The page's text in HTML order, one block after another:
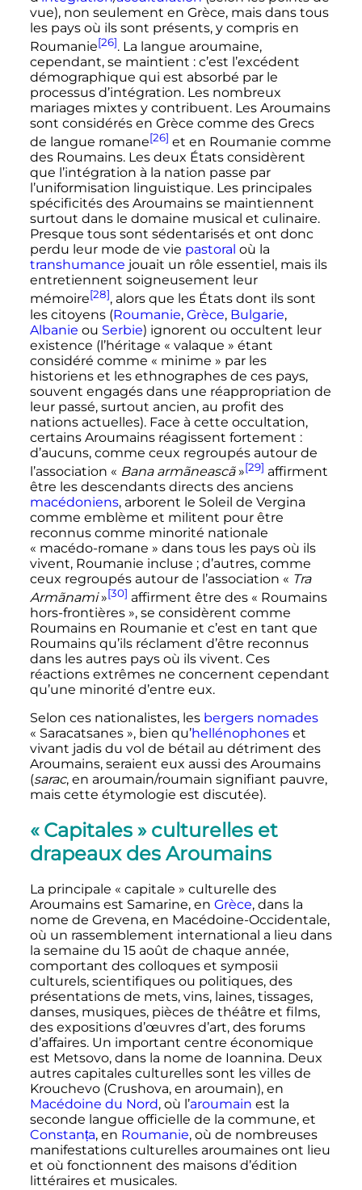
vue), non seulement en Grèce, mais dans tous
les pays où ils sont présents, y compris en
Roumanie[26]. La langue aroumaine,
cependant, se maintient : c’est l’excédent
démographique qui est absorbé par le
processus d’intégration. Les nombreux
mariages mixtes y contribuent. Les Aroumains
sont considérés en Grèce comme des Grecs
de langue romane[26] et en Roumanie comme
des Roumains. Les deux États considèrent
que l’intégration à la nation passe par
l’uniformisation linguistique. Les principales
spécificités des Aroumains se maintiennent
surtout dans le domaine musical et culinaire.
Presque tous sont sédentarisés et ont donc
perdu leur mode de vie pastoral où la
transhumance jouait un rôle essentiel, mais ils
entretiennent soigneusement leur
mémoire[28], alors que les États dont ils sont
les citoyens (Roumanie, Grèce, Bulgarie,
Albanie ou Serbie) ignorent ou occultent leur
existence (l’héritage « valaque » étant
considéré comme « minime » par les
historiens et les ethnographes de ces pays,
souvent engagés dans une réappropriation de
leur passé, surtout ancien, au profit des
nations actuelles). Face à cette occultation,
certains Aroumains réagissent fortement :
d’aucuns, comme ceux regroupés autour de
l’association « Bana armãneascã »[29] affirment
être les descendants directs des anciens
macédoniens, arborent le Soleil de Vergina
comme emblème et militent pour être
reconnus comme minorité nationale
« macédo-romane » dans tous les pays où ils
vivent, Roumanie incluse ; d’autres, comme
ceux regroupés autour de l’association « Tra
Armãnami »[30] affirment être des « Roumains
hors-frontières », se considèrent comme
Roumains en Roumanie et c’est en tant que
Roumains qu’ils réclament d’être reconnus
dans les autres pays où ils vivent. Ces
réactions extrêmes ne concernent cependant
qu’une minorité d’entre eux.
Selon ces nationalistes, les bergers nomades
« Saracatsanes », bien qu’hellénophoneset
vivant jadis du vol de bétail au détriment des
Aroumains, seraient eux aussi des Aroumains
(sarac, en aroumain/roumain signifiant pauvre,
mais cette étymologie est discutée).
« Capitales » culturelles et
drapeaux des Aroumains
La principale « capitale » culturelle des
Aroumains est Samarine, en Grèce, dans la
nome de Grevena, en Macédoine-Occidentale,
où un rassemblement international a lieu dans
la semaine du 15 août de chaque année,
comportant des colloques et symposii
culturels, scientifiques ou politiques, des
présentations de mets, vins, laines, tissages,
danses, musiques, pièces de théâtre et films,
des expositions d’œuvres d’art, des forums
d’affaires. Un important centre économique
est Metsovo, dans la nome de Ioannina. Deux
autres capitales culturelles sont les villes de
Krouchevo (Crushova, en aroumain), en
Macédoine du Nord, où l’aroumain est la
seconde langue officielle de la commune, et
Constanța, en Roumanie, où de nombreuses
manifestations culturelles aroumaines ont lieu
et où fonctionnent des maisons d’édition
littéraires et musicales.